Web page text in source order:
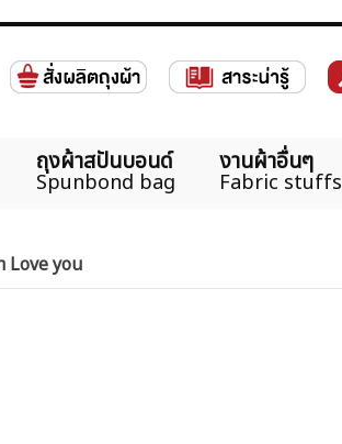
ถุงผ้าสปันบอนด์
Spunbond bag
งานผ้าอื่นๆ
Fabric stuffs
Love you